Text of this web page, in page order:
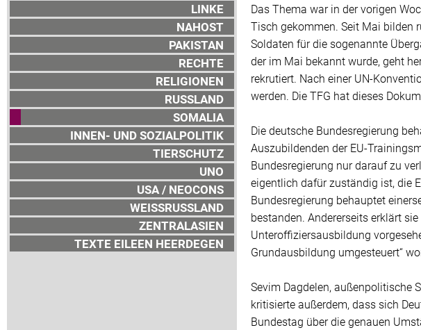
LINKE
NAHOST
PAKISTAN
RECHTE
RELIGIONEN
RUSSLAND
SOMALIA
INNEN- UND SOZIALPOLITIK
TIERSCHUTZ
UNO
USA / NEOCONS
WEISSRUSSLAND
ZENTRALASIEN
TEXTE EILEEN HEERDEGEN
Das Thema war in der vorigen
Tisch gekommen. Seit Mai bilden
Soldaten für die sogenannte
der im Mai bekannt wurde, geht
rekrutiert. Nach einer UN-
werden. Die TFG hat dieses
Die deutsche Bundesregierung
Auszubildenden der EU-
Bundesregierung nur darauf zu
eigentlich dafür zuständig ist, die
Bundesregierung behauptet
bestanden. Andererseits erklärt
Unteroffiziersausbildung
Grundausbildung umgesteuert“
Sevim Dagdelen, außenpolitische
kritisierte außerdem, dass sich
Bundestag über die genauen